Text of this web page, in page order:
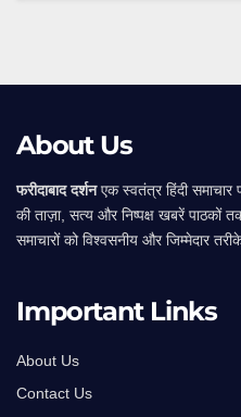
About Us
फरीदाबाद दर्शनएक स्वतंत्र हिंदी समाचार
की ताज़ा, सत्य और निष्पक्ष खबरें पाठकों
समाचारों को विश्वसनीय और जिम्मेदार
Important Links
About Us
Contact Us